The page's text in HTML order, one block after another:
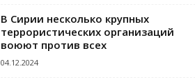
В Сирии несколько крупных
террористических организаций
воюют против всех
04.12.2024